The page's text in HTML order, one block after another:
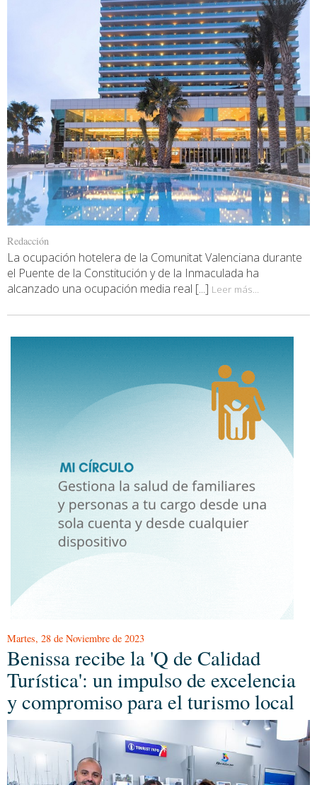
Redacción
La ocupación hotelera de la Comunitat Valenciana durante
el Puente de la Constitución y de la Inmaculada ha
alcanzado una ocupación media real [...] Leer más...
Martes, 28 de Noviembre de 2023
Benissa recibe la 'Q de Calidad
Turística': un impulso de excelencia
y compromiso para el turismo local